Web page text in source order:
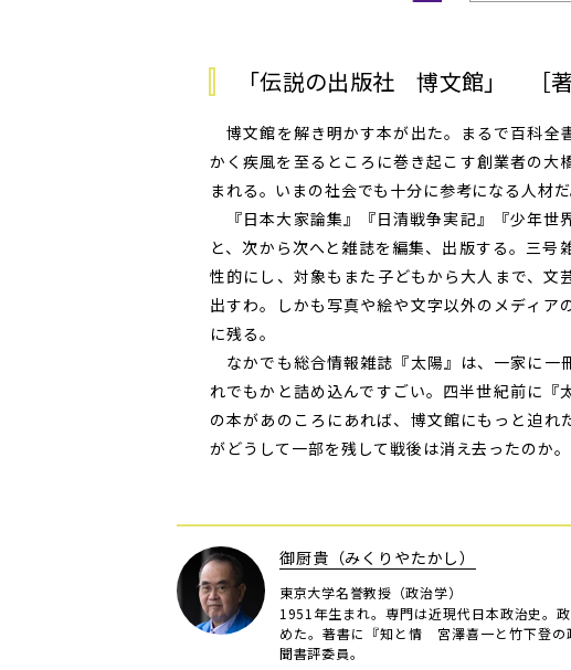
「伝説の出版社 博文館」 ［
博文館を解き明かす本が出た。まるで百科全
かく疾風を至るところに巻き起こす創業者の
まれる。いまの社会でも十分に参考になる人材だ
『日本大家論集』『日清戦争実記』『少年世
と、次から次へと雑誌を編集、出版する。三
性的にし、対象もまた子どもから大人まで、文
出すわ。しかも写真や絵や文字以外のメディ
に残る。
なかでも総合情報雑誌『太陽』は、一家に一
れでもかと詰め込んですごい。四半世紀前に『
の本があのころにあれば、博文館にもっと迫
がどうして一部を残して戦後は消え去ったのか
御厨貴（みくりやたかし）
東京大学名誉教授（政治学）
1951年生まれ。専門は近現代日本政治史。
めた。著書に『知と情 宮澤喜一と竹下登の
聞書評委員。